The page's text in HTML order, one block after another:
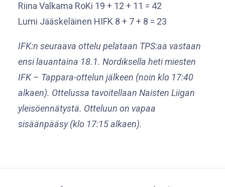
Riina Valkama RoKi 19 + 12 + 11 = 42
Lumi Jääskeläinen HIFK 8 + 7 + 8 = 23
IFK:n seuraava ottelu pelataan TPS:aa vastaan
ensi lauantaina 18.1. Nordiksella heti miesten
IFK – Tappara-ottelun jälkeen (noin klo 17:40
alkaen). Ottelussa tavoitellaan Naisten Liigan
yleisöennätystä. Otteluun on vapaa
sisäänpääsy (klo 17:15 alkaen).